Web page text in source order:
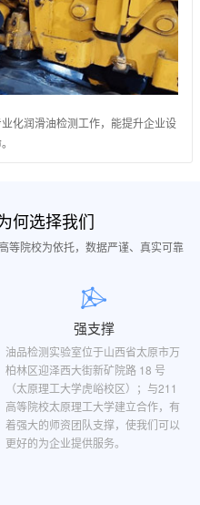
化润滑油检测工作，能提升企业设
何选择我们
等院校为依托，数据严谨、真实可靠
强支撑
油品检测实验室位于山西省太原市万
柏林区迎泽西大街新矿院路 18 号
（太原理工大学虎峪校区）；与211
高等院校太原理工大学建立合作，有
着强大的师资团队支撑，使我们可以
更好的为企业提供服务。